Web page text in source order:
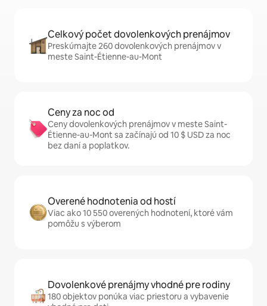
Celkový počet dovolenkových prenájmov
Preskúmajte 260 dovolenkových prenájmov v
meste Saint-Étienne-au-Mont
Ceny za noc od
Ceny dovolenkových prenájmov v meste Saint-
Étienne-au-Mont sa začínajú od 10 $ USD za noc
bez daní a poplatkov.
Overené hodnotenia od hostí
Viac ako 10 550 overených hodnotení, ktoré vám
pomôžu s výberom
Dovolenkové prenájmy vhodné pre rodiny
180 objektov ponúka viac priestoru a vybavenie